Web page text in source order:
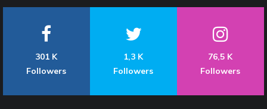
301 K
Followers
1,3 K
Followers
76,5 K
Followers